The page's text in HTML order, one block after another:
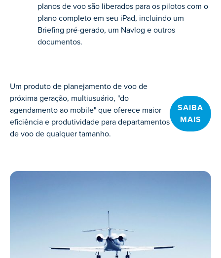
planos de voo são liberados para os pilotos com o
plano completo em seu iPad, incluindo um
Briefing pré-gerado, um Navlog e outros
documentos.
Um produto de planejamento de voo de
próxima geração, multiusuário, "do
agendamento ao mobile" que oferece maior
eficiência e produtividade para departamentos
de voo de qualquer tamanho.
SAIBA
MAIS